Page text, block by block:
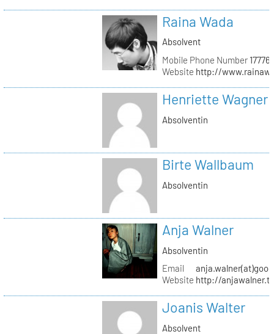
Raina Wada
Absolvent
Mobile Phone Number
Website http://
Henriette Wagner
Absolventin
Birte Wallbaum
Absolventin
Anja Walner
Absolventin
Email
Website http://
Joanis Walter
Absolvent